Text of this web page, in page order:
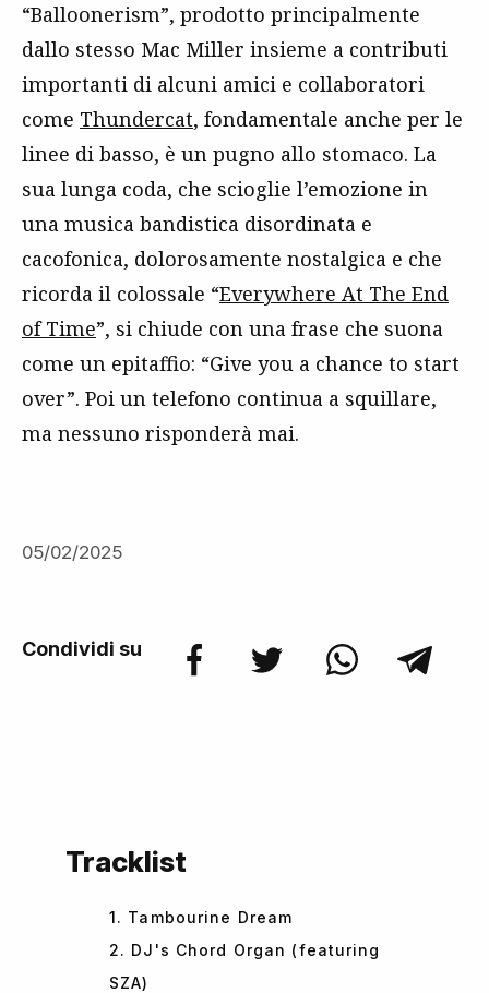
“Balloonerism”, prodotto principalmente
dallo stesso Mac Miller insieme a contributi
importanti di alcuni amici e collaboratori
come Thundercat, fondamentale anche per le
linee di basso, è un pugno allo stomaco. La
sua lunga coda, che scioglie l’emozione in
una musica bandistica disordinata e
cacofonica, dolorosamente nostalgica e che
ricorda il colossale “Everywhere At The End
of Time”, si chiude con una frase che suona
come un epitaffio: “Give you a chance to start
over”. Poi un telefono continua a squillare,
ma nessuno risponderà mai.
05/02/2025
Condividi su
Tracklist
1. Tambourine Dream
2. DJ's Chord Organ (featuring
SZA)